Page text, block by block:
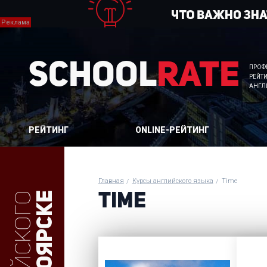
SchoolRate
РЕЙТИНГ ONLINE-РЕЙТИНГ
Главная Курсы английского языка Time
TIME